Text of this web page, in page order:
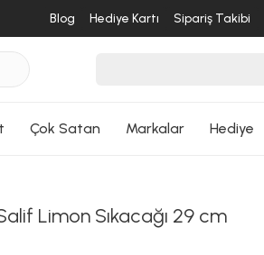
Blog Hediye Kartı Sipariş Takibi
Çok Satan Markalar Hediye
Limon Sıkacağı 29 cm